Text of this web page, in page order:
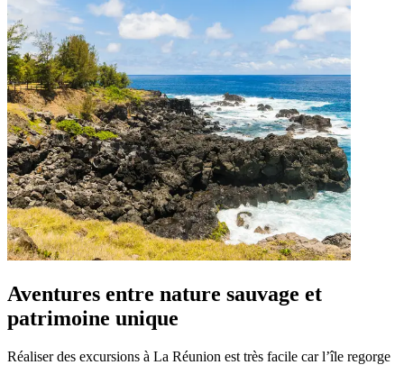
Aventures entre nature sauvage et
patrimoine unique
Réaliser des excursions à La Réunion est très facile car l’île regorge